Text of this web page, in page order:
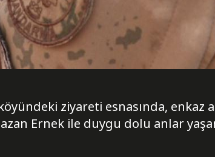
ziyareti esnasında, enkaz
Ernek ile duygu dolu anlar